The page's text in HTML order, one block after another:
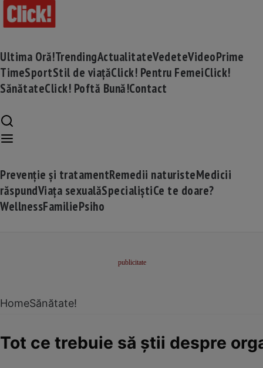
Ultima Oră!TrendingActualitateVedeteVideoPrime
TimeSportStil de viațăClick! Pentru FemeiClick!
SănătateClick! Poftă Bună!Contact
Prevenție și tratamentRemedii naturisteMedicii
răspundViața sexualăSpecialiștiCe te doare?
WellnessFamiliePsiho
HomeSănătate!
Tot ce trebuie să ştii despre